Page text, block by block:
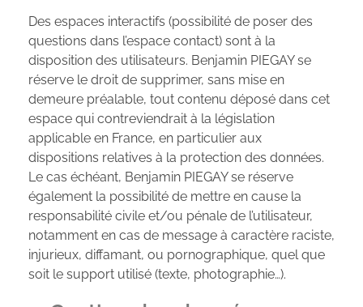
Des espaces interactifs (possibilité de poser des
questions dans l’espace contact) sont à la
disposition des utilisateurs. Benjamin PIEGAY se
réserve le droit de supprimer, sans mise en
demeure préalable, tout contenu déposé dans cet
espace qui contreviendrait à la législation
applicable en France, en particulier aux
dispositions relatives à la protection des données.
Le cas échéant, Benjamin PIEGAY se réserve
également la possibilité de mettre en cause la
responsabilité civile et/ou pénale de l’utilisateur,
notamment en cas de message à caractère raciste,
injurieux, diffamant, ou pornographique, quel que
soit le support utilisé (texte, photographie…).